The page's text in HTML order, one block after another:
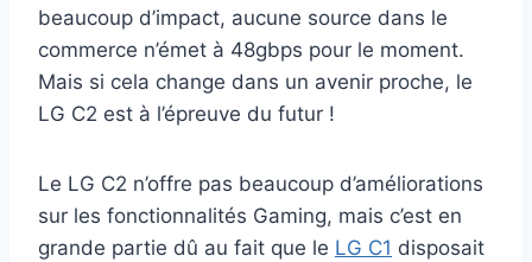
beaucoup d’impact, aucune source dans le
commerce n’émet à 48gbps pour le moment.
Mais si cela change dans un avenir proche, le
LG C2 est à l’épreuve du futur !
Le LG C2 n’offre pas beaucoup d’améliorations
sur les fonctionnalités Gaming, mais c’est en
grande partie dû au fait que le LG C1 disposait